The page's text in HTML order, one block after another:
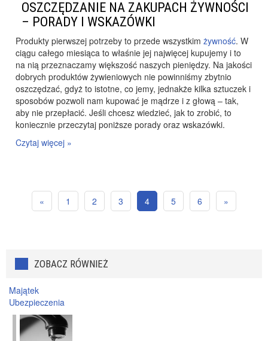
OSZCZĘDZANIE NA ZAKUPACH ŻYWNOŚCI
– PORADY I WSKAZÓWKI
Produkty pierwszej potrzeby to przede wszystkim żywność. W
ciągu całego miesiąca to właśnie jej najwięcej kupujemy i to
na nią przeznaczamy większość naszych pieniędzy. Na jakości
dobrych produktów żywieniowych nie powinniśmy zbytnio
oszczędzać, gdyż to istotne, co jemy, jednakże kilka sztuczek i
sposobów pozwoli nam kupować je mądrze i z głową – tak,
aby nie przepłacić. Jeśli chcesz wiedzieć, jak to zrobić, to
koniecznie przeczytaj poniższe porady oraz wskazówki.
Czytaj więcej »
« 1 2 3 4 5 6 »
ZOBACZ RÓWNIEŻ
Majątek
Ubezpieczenia